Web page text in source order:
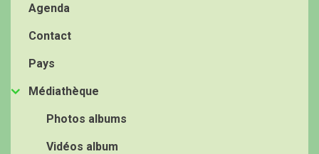
Agenda
Contact
Pays
Médiathèque
Photos albums
Vidéos album